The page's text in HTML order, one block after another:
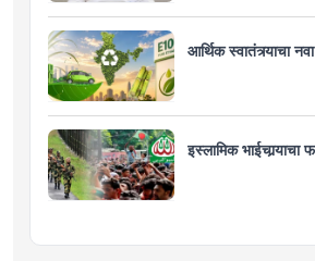
आर्थिक स्वातंत्र्याचा
इस्लामिक भाईचार्‍याचा